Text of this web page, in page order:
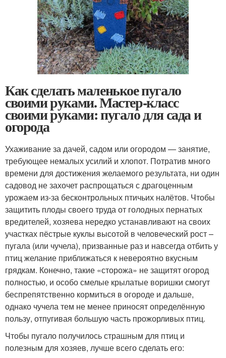
Как сделать маленькое пугало
своими руками. Мастер-класс
своими руками: пугало для сада и
огорода
Ухаживание за дачей, садом или огородом — занятие,
требующее немалых усилий и хлопот. Потратив много
времени для достижения желаемого результата, ни один
садовод не захочет распрощаться с драгоценным
урожаем из-за бесконтрольных птичьих налётов. Чтобы
защитить плоды своего труда от голодных пернатых
вредителей, хозяева нередко устанавливают на своих
участках пёстрые куклы высотой в человеческий рост –
пугала (или чучела), призванные раз и навсегда отбить у
птиц желание приближаться к невероятно вкусным
грядкам. Конечно, такие «сторожа» не защитят огород
полностью, и особо смелые крылатые воришки смогут
беспрепятственно кормиться в огороде и дальше,
однако чучела тем не менее приносят определённую
пользу, отпугивая большую часть прожорливых птиц.
Чтобы пугало получилось страшным для птиц и
полезным для хозяев, лучше всего сделать его: